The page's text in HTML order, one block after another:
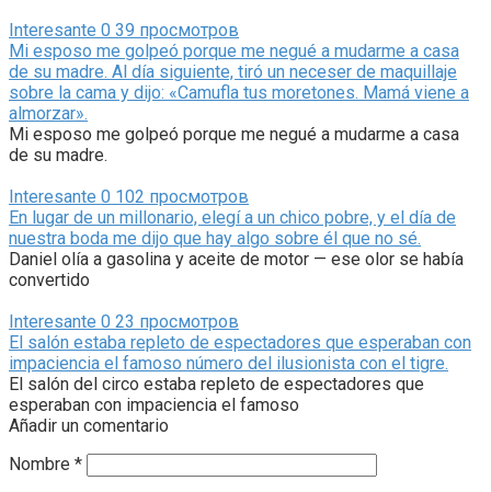
Interesante 0 39 просмотров
Mi esposo me golpeó porque me negué a mudarme a casa
de su madre. Al día siguiente, tiró un neceser de maquillaje
sobre la cama y dijo: «Camufla tus moretones. Mamá viene a
almorzar».
Mi esposo me golpeó porque me negué a mudarme a casa
de su madre.
Interesante 0 102 просмотров
En lugar de un millonario, elegí a un chico pobre, y el día de
nuestra boda me dijo que hay algo sobre él que no sé.
Daniel olía a gasolina y aceite de motor — ese olor se había
convertido
Interesante 0 23 просмотров
El salón estaba repleto de espectadores que esperaban con
impaciencia el famoso número del ilusionista con el tigre.
El salón del circo estaba repleto de espectadores que
esperaban con impaciencia el famoso
Añadir un comentario
Nombre *